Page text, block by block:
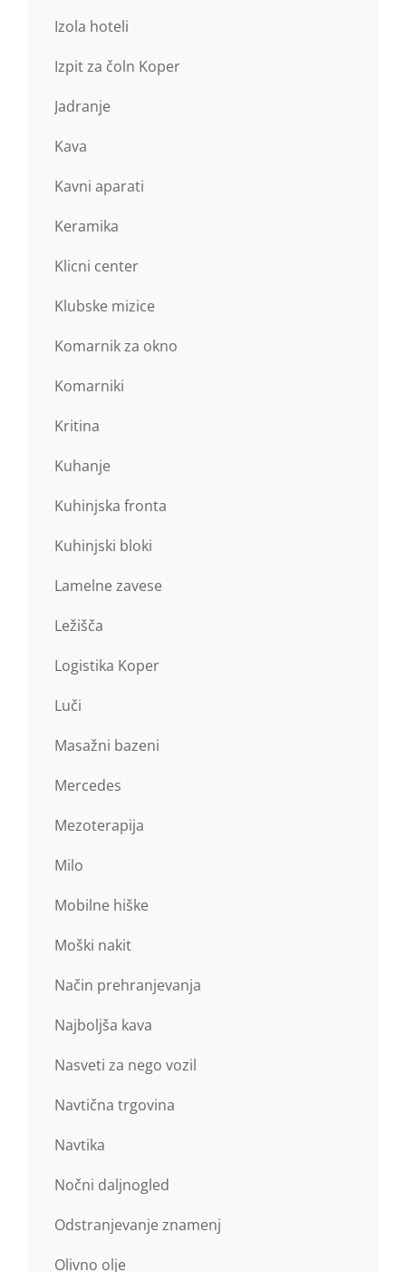
Izola hoteli
Izpit za čoln Koper
Jadranje
Kava
Kavni aparati
Keramika
Klicni center
Klubske mizice
Komarnik za okno
Komarniki
Kritina
Kuhanje
Kuhinjska fronta
Kuhinjski bloki
Lamelne zavese
Ležišča
Logistika Koper
Luči
Masažni bazeni
Mercedes
Mezoterapija
Milo
Mobilne hiške
Moški nakit
Način prehranjevanja
Najboljša kava
Nasveti za nego vozil
Navtična trgovina
Navtika
Nočni daljnogled
Odstranjevanje znamenj
Olivno olje